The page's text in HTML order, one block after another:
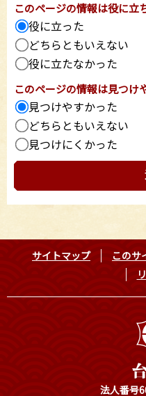
このページの情報は役に立
役に立った
どちらともいえない
役に立たなかった
このページの情報は見つけ
見つけやすかった
どちらともいえない
見つけにくかった
サイトマップ このサ
法人番号